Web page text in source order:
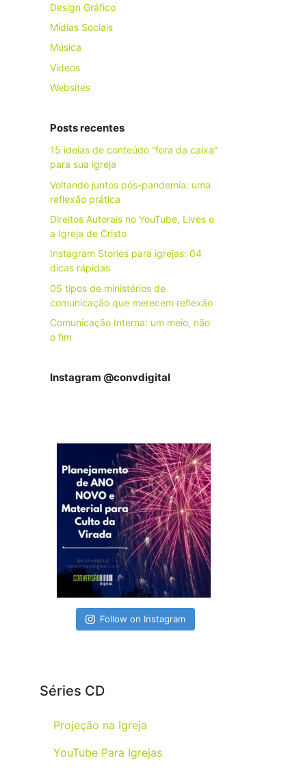
Design Gráfico
Mídias Sociais
Música
Vídeos
Websites
Posts recentes
15 ideias de conteúdo “fora da caixa”
para sua igreja
Voltando juntos pós-pandemia: uma
reflexão prática
Direitos Autorais no YouTube, Lives e
a Igreja de Cristo
Instagram Stories para igrejas: 04
dicas rápidas
05 tipos de ministérios de
comunicação que merecem reflexão
Comunicação Interna: um meio, não
o fim
Instagram @convdigital
Follow on Instagram
Séries CD
Projeção na Igreja
YouTube Para Igrejas